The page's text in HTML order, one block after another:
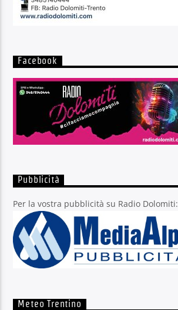
Facebook
Pubblicità
Per la vostra pubblicità su Radio Dolomiti:
Meteo Trentino